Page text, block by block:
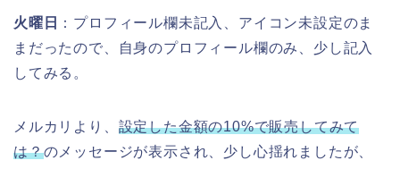
火曜日
：プロフィール欄未記入、アイコン未設定のま
まだったので、自身のプロフィール欄のみ、少し記入
してみる。
メルカリより、 設定した金額の10%で販売してみて
は？のメッセージが表示され、少し心揺れましたが、